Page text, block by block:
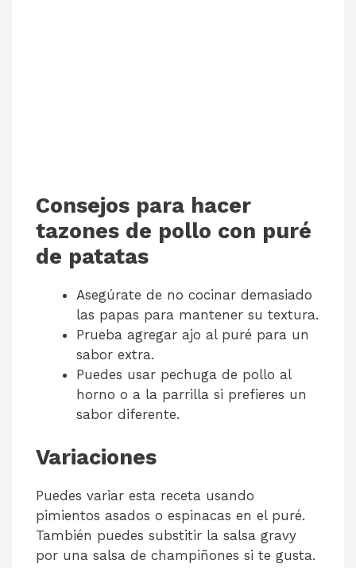
Consejos para hacer
tazones de pollo con puré
de patatas
Asegúrate de no cocinar demasiado
las papas para mantener su textura.
Prueba agregar ajo al puré para un
sabor extra.
Puedes usar pechuga de pollo al
horno o a la parrilla si prefieres un
sabor diferente.
Variaciones
Puedes variar esta receta usando
pimientos asados o espinacas en el puré.
También puedes substitir la salsa gravy
por una salsa de champiñones si te gusta.